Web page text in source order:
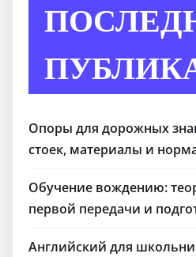
Опоры для дорожных
стоек, материалы и
Обучение вождению:
первой передачи и
Английский для